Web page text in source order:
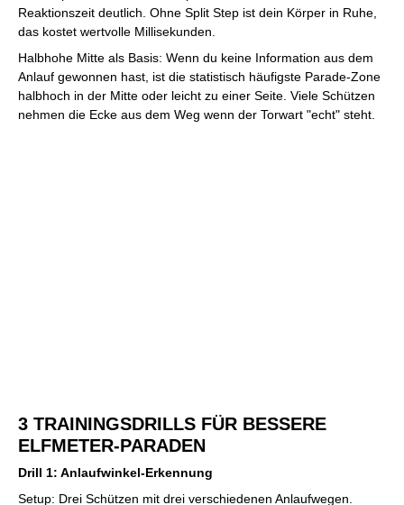
Reaktionszeit deutlich. Ohne Split Step ist dein Körper in Ruhe,
das kostet wertvolle Millisekunden.
Halbhohe Mitte als Basis: Wenn du keine Information aus dem
Anlauf gewonnen hast, ist die statistisch häufigste Parade-Zone
halbhoch in der Mitte oder leicht zu einer Seite. Viele Schützen
nehmen die Ecke aus dem Weg wenn der Torwart "echt" steht.
3 TRAININGSDRILLS FÜR BESSERE
ELFMETER-PARADEN
Drill 1: Anlaufwinkel-Erkennung
Setup: Drei Schützen mit drei verschiedenen Anlaufwegen.